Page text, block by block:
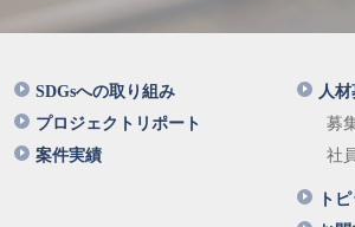
SDGsへの取り組み
プロジェクトリポート
案件実績
人
募
社
ト